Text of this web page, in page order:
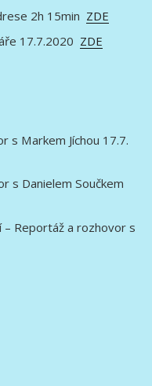
2h 15min ZDE
17.7.2020 ZDE
s Markem Jíchou 17.7.
s Danielem Součkem
– Reportáž a rozhovor s